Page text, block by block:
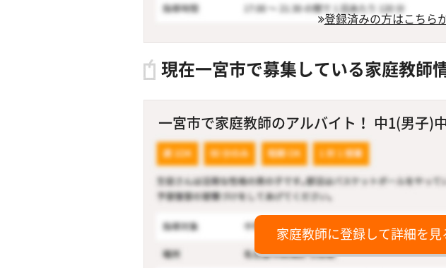
登録済みの方はこちら
現在一宮市で募集している家庭教師
一宮市で家庭教師のアルバイト！ 中1(男子)
家庭教師に登録して詳細を見